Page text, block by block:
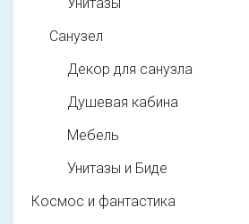
Санузел
Декор для санузла
Душевая кабина
Мебель
Унитазы и Биде
Космос и фантастика